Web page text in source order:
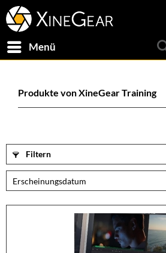
Menü
Produkte von XineGear Training
Filtern